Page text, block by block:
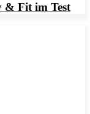
& Fit im Test